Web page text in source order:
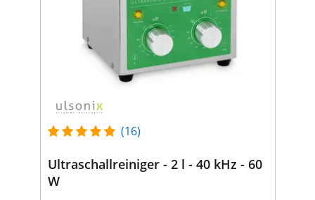
(16)
Ultraschallreiniger - 2 l - 40 kHz - 60
W